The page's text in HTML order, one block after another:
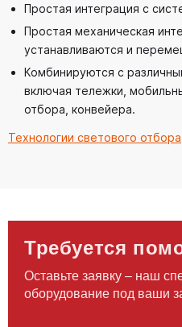
Простая интеграция с
Простая механическая
устанавливаются и
Комбинируются с
включая тележки,
отбора, конвейера.
Технологии светового отбора
Требуется
Оставьте заявку – наш
оборудование под ваши